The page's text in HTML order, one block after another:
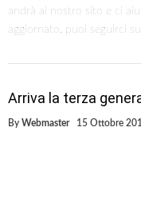
andrà al nostro sito e ci
aggiornato, puoi seguirci
Arriva la terza
By Webmaster 15 Ottobre